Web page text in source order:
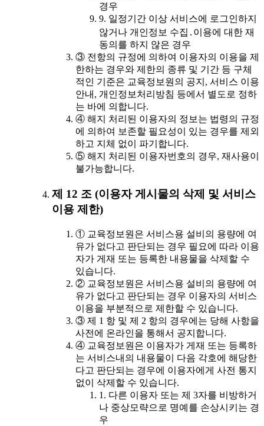
경우
9. 일정기간 이상 서비스에 로그인하지
않거나 개인정보 수집․이용에 대한 재
동의를 하지 않은 경우
③ 전항의 규정에 의하여 이용자의 이용을 제
한하는 경우와 제한의 종류 및 기간 등 구체
적인 기준은 교육정보원의 공지, 서비스 이용
안내, 개인정보처리방침 등에서 별도로 정하
는 바에 의합니다.
④ 해지 처리된 이용자의 정보는 법령의 규정
에 의하여 보존할 필요성이 있는 경우를 제외
하고 지체 없이 파기합니다.
⑤ 해지 처리된 이용자번호의 경우, 재사용이
불가능합니다.
제 12 조 (이용자 게시물의 삭제 및 서비스
이용 제한)
① 교육정보원은 서비스용 설비의 용량에 여
유가 없다고 판단되는 경우 필요에 따라 이용
자가 게재 또는 등록한 내용물을 삭제할 수
있습니다.
② 교육정보원은 서비스용 설비의 용량에 여
유가 없다고 판단되는 경우 이용자의 서비스
이용을 부분적으로 제한할 수 있습니다.
③ 제 1 항 및 제 2 항의 경우에는 당해 사항을
사전에 온라인을 통해서 공지합니다.
④ 교육정보원은 이용자가 게재 또는 등록하
는 서비스내의 내용물이 다음 각호에 해당한
다고 판단되는 경우에 이용자에게 사전 통지
없이 삭제할 수 있습니다.
1. 다른 이용자 또는 제 3자를 비방하거
나 중상모략으로 명예를 손상시키는 경
우